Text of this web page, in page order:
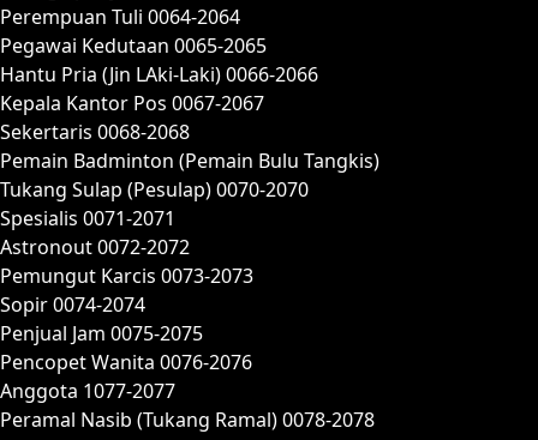
Perempuan Tuli 0064-2064
Pegawai Kedutaan 0065-2065
Hantu Pria (Jin LAki-Laki) 0066-2066
Kepala Kantor Pos 0067-2067
Sekertaris 0068-2068
Pemain Badminton (Pemain Bulu Tangkis)
Tukang Sulap (Pesulap) 0070-2070
Spesialis 0071-2071
Astronout 0072-2072
Pemungut Karcis 0073-2073
Sopir 0074-2074
Penjual Jam 0075-2075
Pencopet Wanita 0076-2076
Anggota 1077-2077
Peramal Nasib (Tukang Ramal) 0078-2078